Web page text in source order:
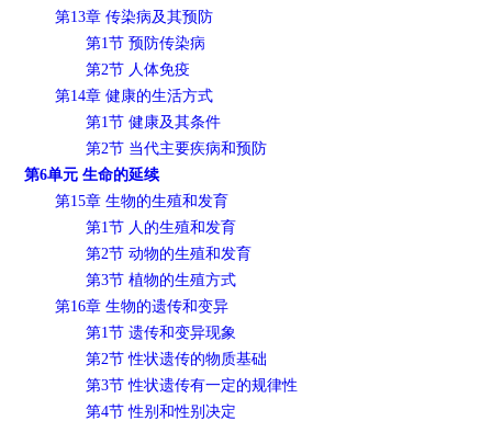
第13章 传染病及其预防
第1节 预防传染病
第2节 人体免疫
第14章 健康的生活方式
第1节 健康及其条件
第2节 当代主要疾病和预防
第6单元 生命的延续
第15章 生物的生殖和发育
第1节 人的生殖和发育
第2节 动物的生殖和发育
第3节 植物的生殖方式
第16章 生物的遗传和变异
第1节 遗传和变异现象
第2节 性状遗传的物质基础
第3节 性状遗传有一定的规律性
第4节 性别和性别决定